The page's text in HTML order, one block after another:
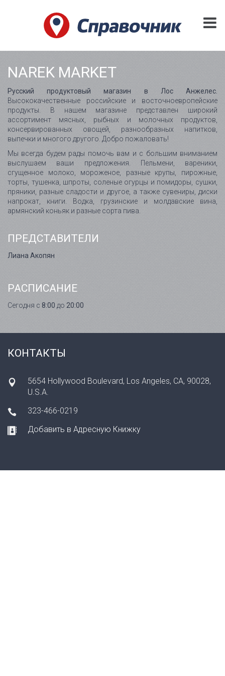
NAREK MARKET
Русский продуктовый магазин в Лос Анжелес.
Высококачественные российские и восточноевропейские
продукты. В нашем магазине представлен широкий
ассортимент мясных, рыбных и молочных продуктов,
консервированных овощей, разнообразных напитков,
выпечки и многого другого. Добро пожаловать!
Мы всегда будем рады помочь вам и с большим вниманием
выслушаем ваши предложения. Пельмени, вареники,
сгущенное молоко, мороженое, разные крупы, пирожные,
торты, тушенка, шпроты, соленые огурцы и помидоры, сушки,
пряники, разные сладости и другое, а также сувениры, диски
напрокат, книги. Водка, грузинские и молдавские вина,
армянский коньяк и разные сорта пива.
ПРЕДСТАВИТЕЛИ
Лиана Акопян
РАСПИСАНИЕ
Сегодня с 8:00 до 20:00
КОНТАКТЫ
5654 Hollywood Boulevard, Los Angeles, CA, 90028,
U.S.A.
323-466-0219
Добавить в Адресную Книжку